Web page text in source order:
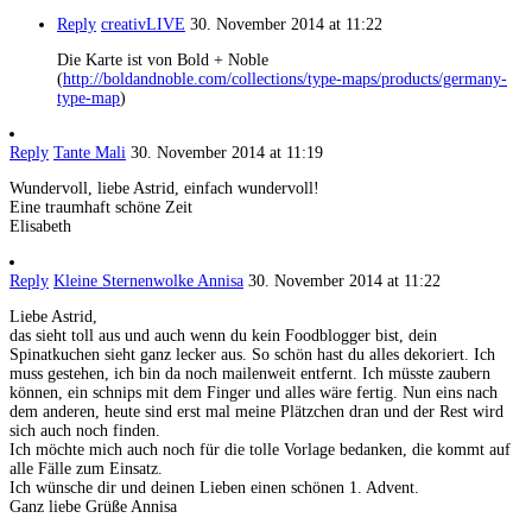
Reply creativLIVE 30. November 2014 at 11:22
Die Karte ist von Bold + Noble
(http://boldandnoble.com/collections/type-maps/products/germany-
type-map)
Reply Tante Mali 30. November 2014 at 11:19
Wundervoll, liebe Astrid, einfach wundervoll!
Eine traumhaft schöne Zeit
Elisabeth
Reply Kleine Sternenwolke Annisa 30. November 2014 at 11:22
Liebe Astrid,
das sieht toll aus und auch wenn du kein Foodblogger bist, dein
Spinatkuchen sieht ganz lecker aus. So schön hast du alles dekoriert. Ich
muss gestehen, ich bin da noch mailenweit entfernt. Ich müsste zaubern
können, ein schnips mit dem Finger und alles wäre fertig. Nun eins nach
dem anderen, heute sind erst mal meine Plätzchen dran und der Rest wird
sich auch noch finden.
Ich möchte mich auch noch für die tolle Vorlage bedanken, die kommt auf
alle Fälle zum Einsatz.
Ich wünsche dir und deinen Lieben einen schönen 1. Advent.
Ganz liebe Grüße Annisa